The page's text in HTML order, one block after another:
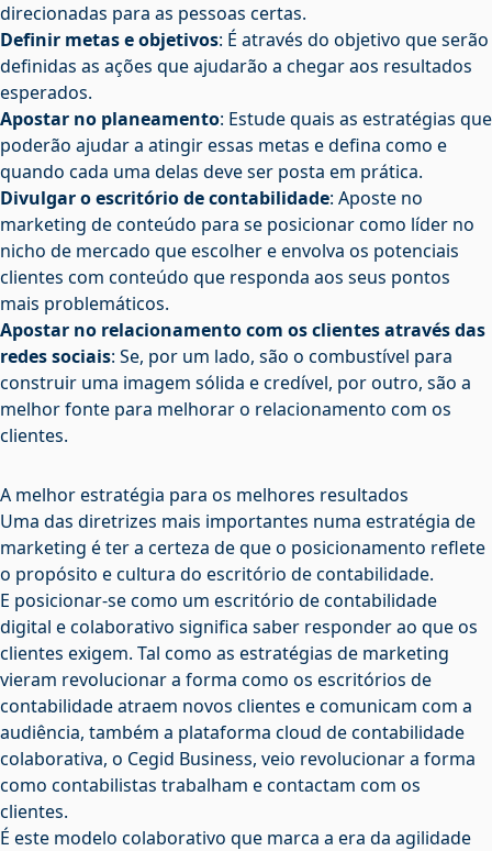
direcionadas para as pessoas certas.
Definir metas e objetivos: É através do objetivo que serão
definidas as ações que ajudarão a chegar aos resultados
esperados.
Apostar no planeamento: Estude quais as estratégias que
poderão ajudar a atingir essas metas e defina como e
quando cada uma delas deve ser posta em prática.
Divulgar o escritório de contabilidade: Aposte no
marketing de conteúdo para se posicionar como líder no
nicho de mercado que escolher e envolva os potenciais
clientes com conteúdo que responda aos seus pontos
mais problemáticos.
Apostar no relacionamento com os clientes através das
redes sociais: Se, por um lado, são o combustível para
construir uma imagem sólida e credível, por outro, são a
melhor fonte para melhorar o relacionamento com os
clientes.
A melhor estratégia para os melhores resultados
Uma das diretrizes mais importantes numa estratégia de
marketing é ter a certeza de que o posicionamento reflete
o propósito e cultura do escritório de contabilidade.
E posicionar-se como um escritório de contabilidade
digital e colaborativo significa saber responder ao que os
clientes exigem. Tal como as estratégias de marketing
vieram revolucionar a forma como os escritórios de
contabilidade atraem novos clientes e comunicam com a
audiência, também a plataforma cloud de contabilidade
colaborativa, o Cegid Business, veio revolucionar a forma
como contabilistas trabalham e contactam com os
clientes.
É este modelo colaborativo que marca a era da agilidade